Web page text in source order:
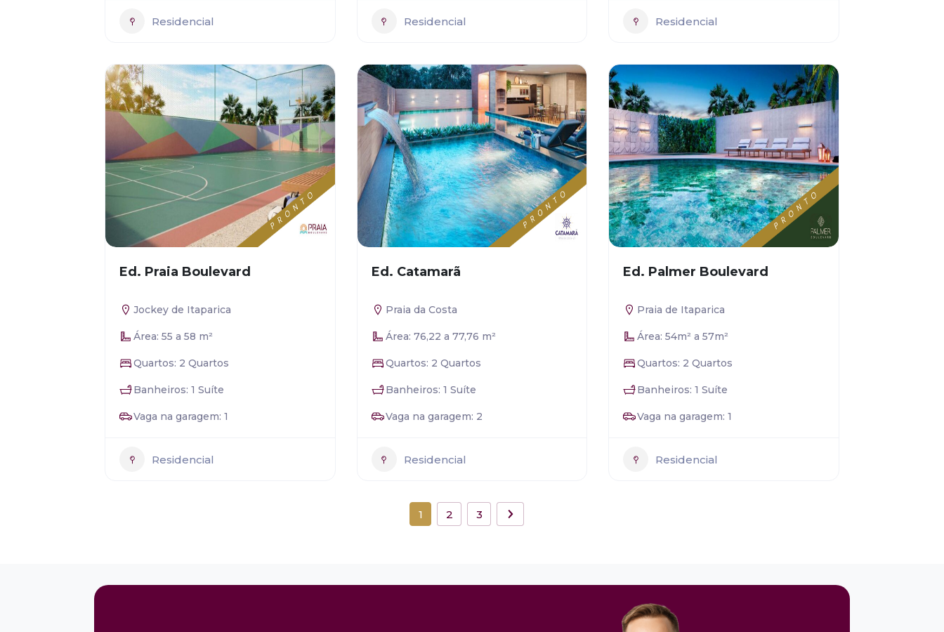
Residencial Residencial Residencial
Ed. Praia Boulevard
Jockey de Itaparica
Área: 55 a 58 m²
Quartos: 2 Quartos
Banheiros: 1 Suíte
Vaga na garagem: 1
Residencial
Ed. Catamarã
Praia da Costa
Área: 76,22 a 77,76 m²
Quartos: 2 Quartos
Banheiros: 1 Suíte
Vaga na garagem: 2
Residencial
Ed. Palmer Boulevard
Praia de Itaparica
Área: 54m² a 57m²
Quartos: 2 Quartos
Banheiros: 1 Suíte
Vaga na garagem: 1
Residencial
1 2 3